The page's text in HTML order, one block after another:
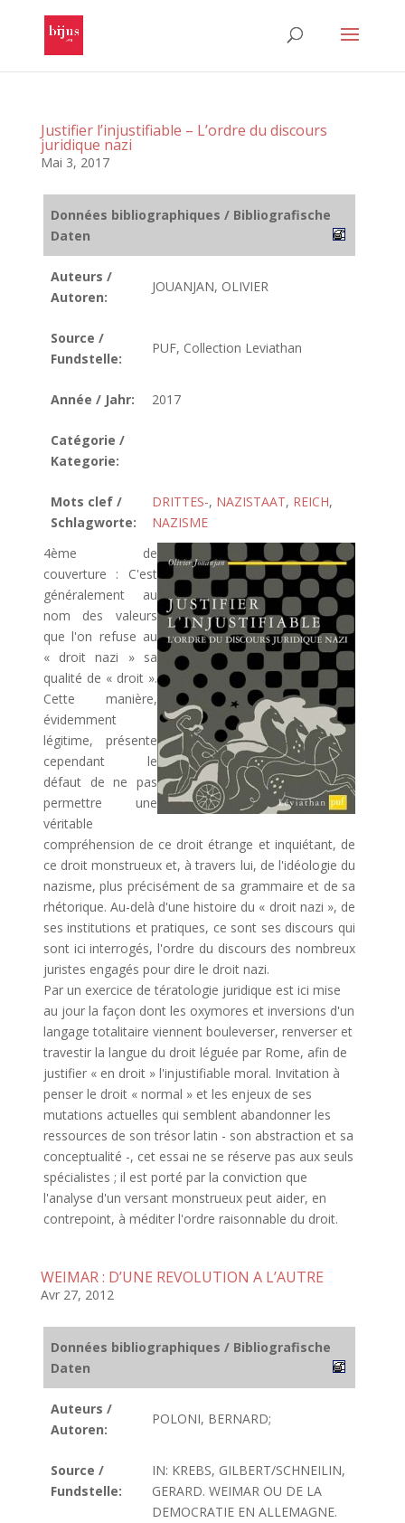
Justifier l’injustifiable – L’ordre du discours
juridique nazi
Mai 3, 2017
Données bibliographiques / Bibliografische
Daten
Auteurs /
Autoren:
JOUANJAN, OLIVIER
Source /
Fundstelle:
PUF, Collection Leviathan
Année / Jahr: 2017
Catégorie /
Kategorie:
Mots clef /
Schlagworte:
DRITTES-, NAZISTAAT, REICH,
NAZISME
4ème de
couverture : C'est
généralement au
nom des valeurs
que l'on refuse au
« droit nazi » sa
qualité de « droit ».
Cette manière,
évidemment
légitime, présente
cependant le
défaut de ne pas
permettre une
véritable
compréhension de ce droit étrange et inquiétant, de
ce droit monstrueux et, à travers lui, de l'idéologie du
nazisme, plus précisément de sa grammaire et de sa
rhétorique. Au-delà d'une histoire du « droit nazi », de
ses institutions et pratiques, ce sont ses discours qui
sont ici interrogés, l'ordre du discours des nombreux
juristes engagés pour dire le droit nazi.
Par un exercice de tératologie juridique est ici mise
au jour la façon dont les oxymores et inversions d'un
langage totalitaire viennent bouleverser, renverser et
travestir la langue du droit léguée par Rome, afin de
justifier « en droit » l'injustifiable moral. Invitation à
penser le droit « normal » et les enjeux de ses
mutations actuelles qui semblent abandonner les
ressources de son trésor latin - son abstraction et sa
conceptualité -, cet essai ne se réserve pas aux seuls
spécialistes ; il est porté par la conviction que
l'analyse d'un versant monstrueux peut aider, en
contrepoint, à méditer l'ordre raisonnable du droit.
WEIMAR : D’UNE REVOLUTION A L’AUTRE
Avr 27, 2012
Données bibliographiques / Bibliografische
Daten
Auteurs /
Autoren:
POLONI, BERNARD;
Source /
Fundstelle:
IN: KREBS, GILBERT/SCHNEILIN,
GERARD. WEIMAR OU DE LA
DEMOCRATIE EN ALLEMAGNE.